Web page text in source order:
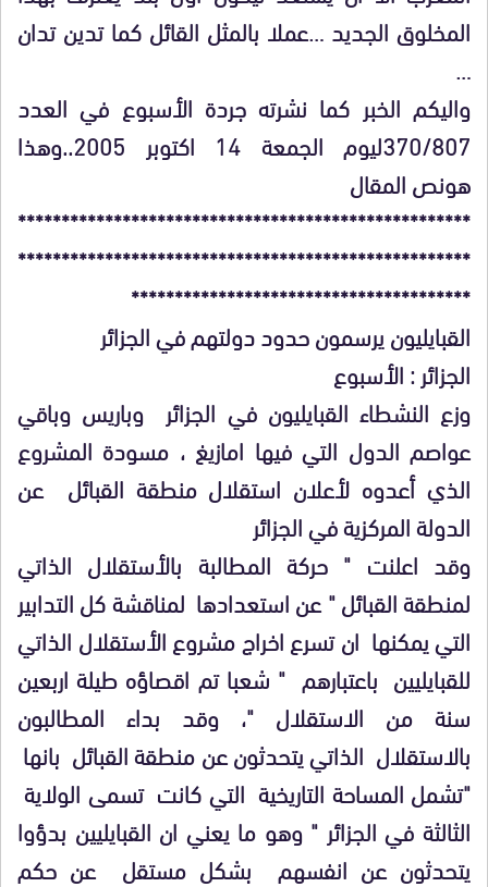
المخلوق الجديد …عملا بالمثل القائل كما تدين تدان
…
واليكم الخبر كما نشرته جردة الأسبوع في العدد
370/807ليوم الجمعة 14 اكتوبر 2005..وهذا
هونص المقال
****************************************************
****************************************************
***************************************
القبايليون يرسمون حدود دولتهم في الجزائر
الجزائر : الأسبوع
وزع النشطاء القبايليون في الجزائر وباريس وباقي
عواصم الدول التي فيها امازيغ ، مسودة المشروع
الذي أعدوه لأعلان استقلال منطقة القبائل عن
الدولة المركزية في الجزائر
وقد اعلنت " حركة المطالبة بالأستقلال الذاتي
لمنطقة القبائل " عن استعدادها لمناقشة كل التدابير
التي يمكنها ان تسرع اخراج مشروع الأستقلال الذاتي
للقبايليين باعتبارهم " شعبا تم اقصاؤه طيلة اربعين
سنة من الاستقلال "، وقد بداء المطالبون
بالاستقلال الذاتي يتحدثون عن منطقة القبائل بانها
"تشمل المساحة التاريخية التي كانت تسمى الولاية
الثالثة في الجزائر " وهو ما يعني ان القبايليين بدؤوا
يتحدثون عن انفسهم بشكل مستقل عن حكم